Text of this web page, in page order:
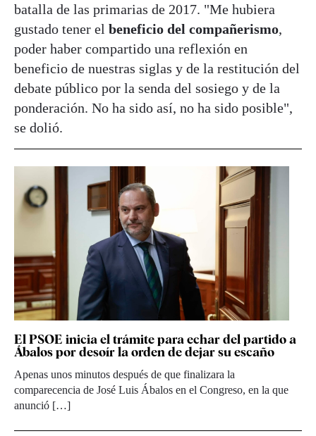
batalla de las primarias de 2017. "Me hubiera
gustado tener el beneficio del compañerismo,
poder haber compartido una reflexión en
beneficio de nuestras siglas y de la restitución del
debate público por la senda del sosiego y de la
ponderación. No ha sido así, no ha sido posible",
se dolió.
El PSOE inicia el trámite para echar del partido a
Ábalos por desoír la orden de dejar su escaño
Apenas unos minutos después de que finalizara la
comparecencia de José Luis Ábalos en el Congreso, en la que
anunció […]